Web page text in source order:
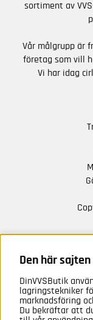
sortiment av
Vår målgrupp är
företag som vill
Vi har idag
Den här
DinVVSButik
lagringstekniker
marknadsföring
Du bekräftar att